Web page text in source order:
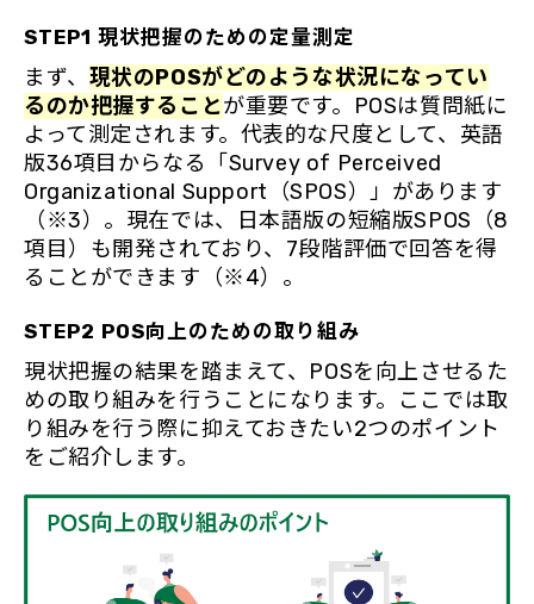
STEP1 現状把握のための定量測定
まず、 現状のPOSがどのような状況になってい
るのか把握することが重要です。POSは質問紙に
よって測定されます。代表的な尺度として、英語
版36項目からなる「Survey of Perceived
Organizational Support（SPOS）」があります
（※3）。現在では、日本語版の短縮版SPOS（8
項目）も開発されており、7段階評価で回答を得
ることができます（※4）。
STEP2 POS向上のための取り組み
現状把握の結果を踏まえて、POSを向上させるた
めの取り組みを行うことになります。ここでは取
り組みを行う際に抑えておきたい2つのポイント
をご紹介します。